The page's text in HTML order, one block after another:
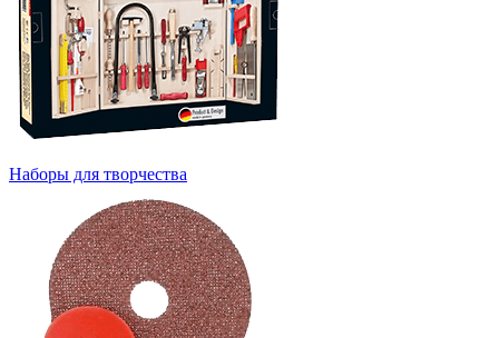
Наборы для творчества